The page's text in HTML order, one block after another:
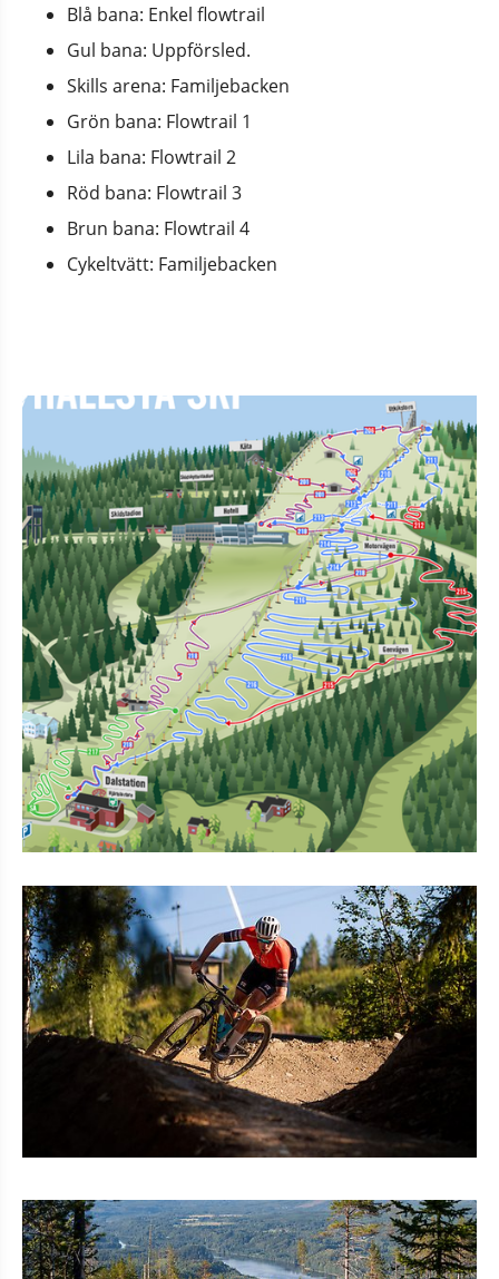
Blå bana: Enkel flowtrail
Gul bana: Uppförsled.
Skills arena: Familjebacken
Grön bana: Flowtrail 1
Lila bana: Flowtrail 2
Röd bana: Flowtrail 3
Brun bana: Flowtrail 4
Cykeltvätt: Familjebacken